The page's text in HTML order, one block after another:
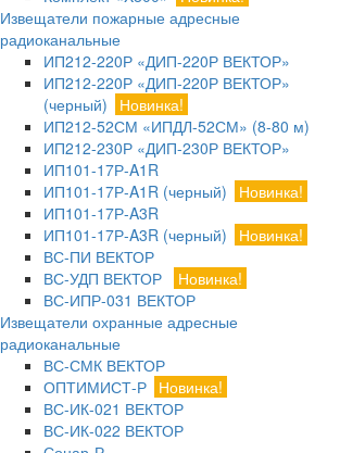
Извещатели пожарные адресные
радиоканальные
ИП212-220Р «ДИП-220Р ВЕКТОР»
ИП212-220Р «ДИП-220Р ВЕКТОР»
(черный)
Новинка!
ИП212-52СМ «ИПДЛ-52СМ» (8-80 м)
ИП212-230Р «ДИП-230Р ВЕКТОР»
ИП101-17Р-A1R
ИП101-17Р-A1R (черный)
Новинка!
ИП101-17Р-A3R
ИП101-17Р-A3R (черный)
Новинка!
ВС-ПИ ВЕКТОР
ВС-УДП ВЕКТОР
Новинка!
ВС-ИПР-031 ВЕКТОР
Извещатели охранные адресные
радиоканальные
ВС-СМК ВЕКТОР
ОПТИМИСТ-Р Новинка!
ВС-ИК-021 ВЕКТОР
ВС-ИК-022 ВЕКТОР